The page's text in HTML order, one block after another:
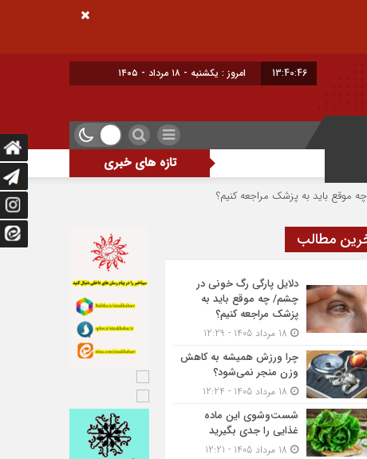
13:40:47 امروز : یکشنبه - ۱۸ مرداد - ۱۴۰۵
تازه های خبری
مراجعه کنیم؟ چرا ورزش همیشه به کاهش وزن منجر نمی‌شود؟
مطالب
دلایل پارگی رگ خونی در
چشم/ چه موقع باید به
پزشک مراجعه کنیم؟
چرا ورزش همیشه به کاهش
وزن منجر نمی‌شود؟
شست‌وشوی این ماده
غذایی را جدی بگیرید